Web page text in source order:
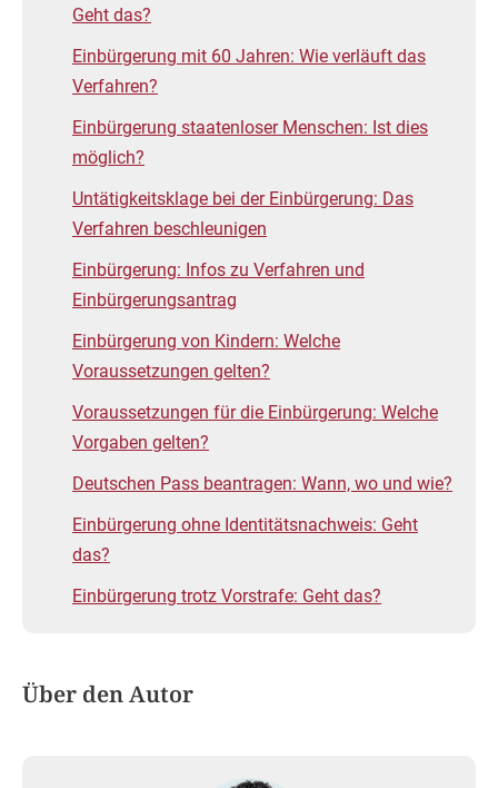
Geht das?
Einbürgerung mit 60 Jahren: Wie verläuft das
Verfahren?
Einbürgerung staatenloser Menschen: Ist dies
möglich?
Untätigkeitsklage bei der Einbürgerung: Das
Verfahren beschleunigen
Einbürgerung: Infos zu Verfahren und
Einbürgerungsantrag
Einbürgerung von Kindern: Welche
Voraussetzungen gelten?
Voraussetzungen für die Einbürgerung: Welche
Vorgaben gelten?
Deutschen Pass beantragen: Wann, wo und wie?
Einbürgerung ohne Identitätsnachweis: Geht
das?
Einbürgerung trotz Vorstrafe: Geht das?
Über den Autor